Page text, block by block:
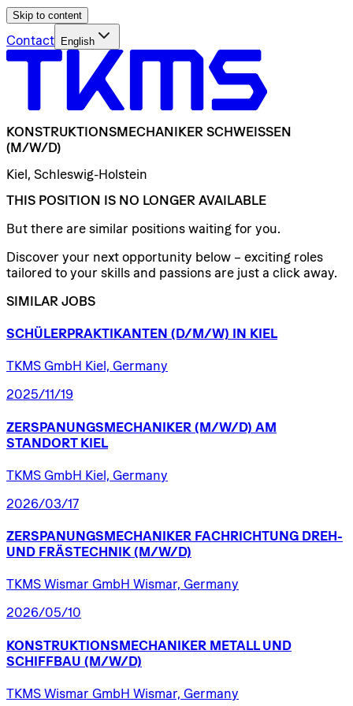
Skip to content
Contact English
KONSTRUKTIONSMECHANIKER SCHWEISSEN
(M/W/D)
Kiel, Schleswig-Holstein
THIS POSITION IS NO LONGER AVAILABLE
But there are similar positions waiting for you.
Discover your next opportunity below – exciting roles
tailored to your skills and passions are just a click away.
SIMILAR JOBS
SCHÜLERPRAKTIKANTEN (D/​M/​W) IN KIEL
TKMS GmbH Kiel, Germany
2025/11/19
ZERSPANUNGSMECHANIKER (M/W/D) AM
STANDORT KIEL
TKMS GmbH Kiel, Germany
2026/03/17
ZERSPANUNGSMECHANIKER FACHRICHTUNG DREH-
UND FRÄSTECHNIK (M/W/D)
TKMS Wismar GmbH Wismar, Germany
2026/05/10
KONSTRUKTIONSMECHANIKER METALL UND
SCHIFFBAU (M/W/D)
TKMS Wismar GmbH Wismar, Germany